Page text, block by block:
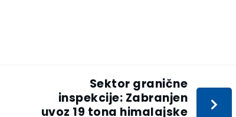
Sektor granične
inspekcije: Zabranjen
uvoz 19 tona himalajske